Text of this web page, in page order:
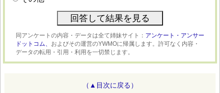
同アンケートの内容・データは全て姉妹サイト： アンケート・アンサー
ドットコム、 およびその運営のYWMOに帰属します。許可なく内容・
データの転用・引用・利用を一切禁じます。
（▲目次に戻る）